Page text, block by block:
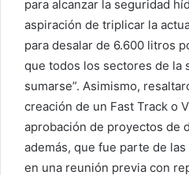
para alcanzar la seguridad
aspiración de triplicar la
para desalar de 6.600 litros
que todos los sectores de la
sumarse”. Asimismo,
creación de un Fast Track o
aprobación de proyectos de
además, que fue parte de
en una reunión previa con